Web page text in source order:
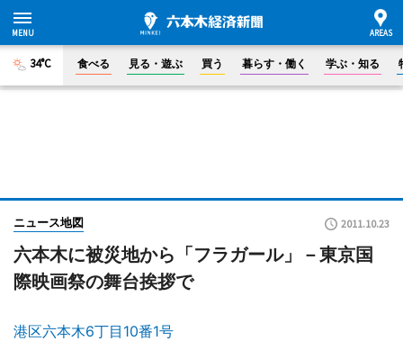
34°C 食べる 見る・遊ぶ 買う 暮らす・働く 学ぶ・知る
ニュース地図 2011.10.23
六本木に被災地から「フラガール」－東京国
際映画祭の舞台挨拶で
港区六本木6丁目10番1号